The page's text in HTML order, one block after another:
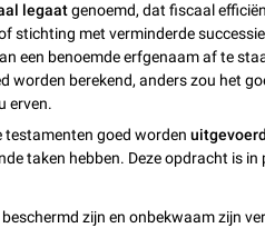
legaatgenoemd, dat fiscaal
stichting met verminderde
een benoemde erfgenaam af te
worden berekend, anders zou het
erven.
testamenten goed wordenuitgevoerd
taken hebben. Deze opdracht is in
zijn en onbekwaam zijn